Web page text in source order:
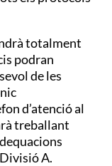
totalment
podran
de les
d’atenció al
treballant
A.